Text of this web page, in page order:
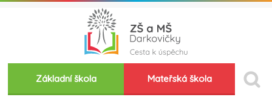
Základní škola Mateřská škola